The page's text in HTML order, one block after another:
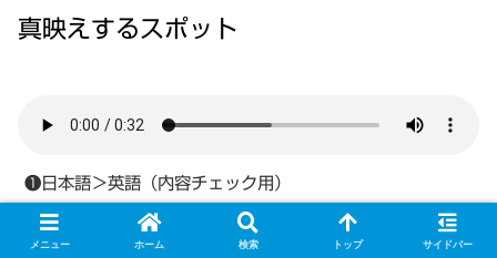
真映えするスポット
❶日本語＞英語（内容チェック用）
メニュー ホーム 検索 トップ サイドバー